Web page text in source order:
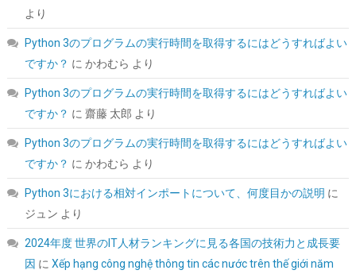
TEAMGROUP (旧称 Team) T-FORCE DELTA RGB DDR5 6000MHz
32GB (16GBx2枚) CL38 PC5-48000 デスクトップ用 メモリ ホワ
品・メーカー無期限保証】FF4D532G6000HC38ADC01
(54584 ) GBP 370.75 (2026-08-07 04:03 GMT +09:00 時点 -詳細は
こちら)
より
Python 3のプログラムの実行時間を取得するにはどうすればよい
ですか？ に かわむら より
Python 3のプログラムの実行時間を取得するにはどうすればよい
ですか？ に 齋藤 太郎 より
Python 3のプログラムの実行時間を取得するにはどうすればよい
ですか？ に かわむら より
Python 3における相対インポートについて、何度目かの説明 に
ジュン より
2024年度 世界のIT人材ランキングに見る各国の技術力と成長要
因 に Xếp hạng công nghệ thông tin các nước trên thế giới năm